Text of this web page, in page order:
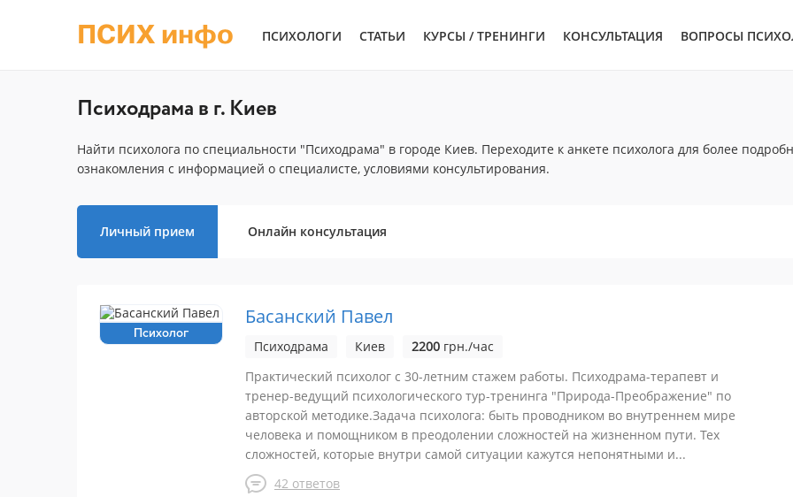
ПСИХ инфо ПСИХОЛОГИ СТАТЬИ КУРСЫ / ТРЕНИНГИ КОНСУЛЬТАЦИЯ ВОПРОСЫ
Психодрама в г. Киев
Найти психолога по специальности "Психодрама" в городе Киев. Переходите к анкете психолога для более
ознакомления с информацией о специалисте, условиями консультирования.
Личный прием Онлайн консультация
Психолог
Басанский Павел
Психодрама Киев 2200 грн./час
Практический психолог с 30-летним стажем работы. Психодрама-терапевт и
тренер-ведущий психологического тур-тренинга "Природа-Преображение" по
авторской методике.Задача психолога: быть проводником во внутреннем мире
человека и помощником в преодолении сложностей на жизненном пути. Тех
сложностей, которые внутри самой ситуации кажутся непонятными и...
42 ответов